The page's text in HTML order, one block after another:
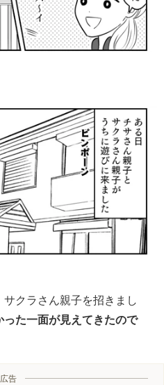
クラさん親子を招きまし
った一面が見えてきたので
広告